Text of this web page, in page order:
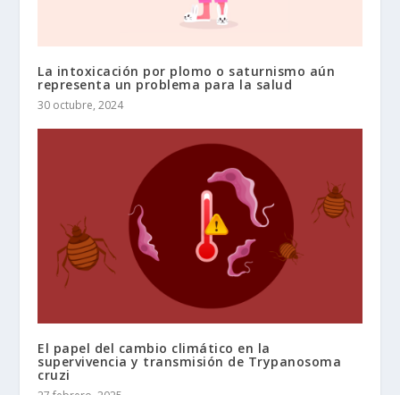
La intoxicación por plomo o saturnismo aún
representa un problema para la salud
30 octubre, 2024
El papel del cambio climático en la
supervivencia y transmisión de Trypanosoma
cruzi